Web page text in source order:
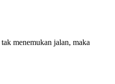
menemukan jalan, maka